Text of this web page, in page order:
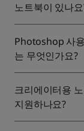
노트북이 있나
Photoshop 사
는 무엇인가요?
크리에이터용
지원하나요?